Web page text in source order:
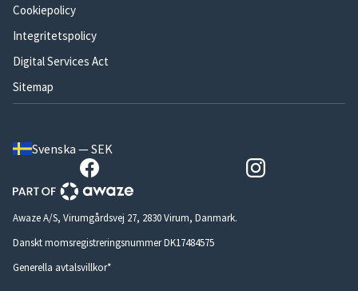
Cookiepolicy
Integritetspolicy
Digital Services Act
Sitemap
Svenska — SEK
Awaze A/S, Virumgårdsvej 27, 2830 Virum, Danmark.
Danskt momsregistreringsnummer DK17484575
Generella avtalsvillkor*